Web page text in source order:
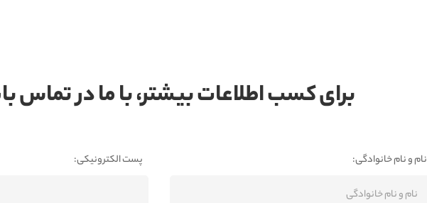
برای کسب اطلاعات بیشتر، با ما در تماس
نام و نام خانوادگی: پست الکترونیکی: